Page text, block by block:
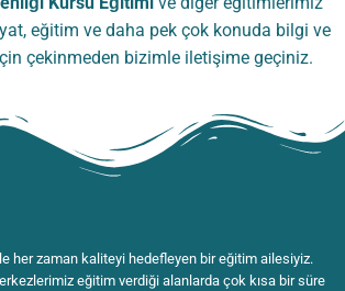
eğitim ve daha pek çok konuda bilgi ve
çekinmeden bizimle iletişime geçiniz.
her zaman kaliteyi hedefleyen bir eğitim ailesiyiz.
eğitim verdiği alanlarda çok kısa bir süre